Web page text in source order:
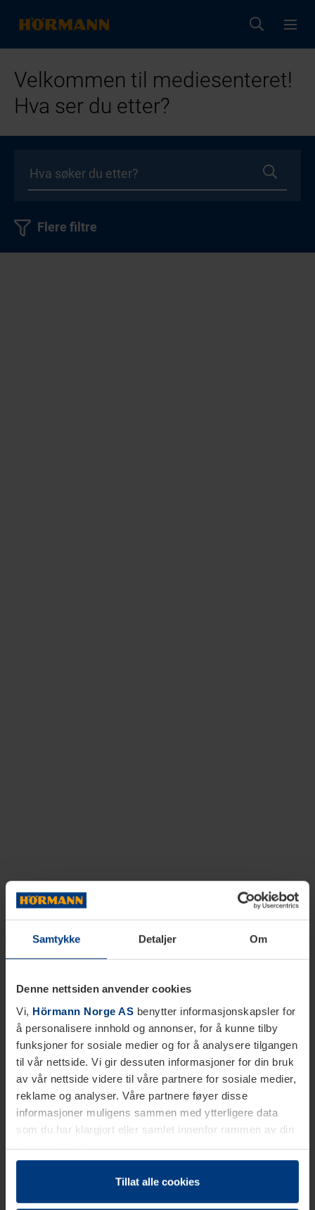
Samtykke Detaljer Om
Denne nettsiden anvender cookies
Vi, Hörmann Norge AS benytter informasjonskapsler for
å personalisere innhold og annonser, for å kunne tilby
funksjoner for sosiale medier og for å analysere tilgangen
til vår nettside. Vi gir dessuten informasjoner for din bruk
av vår nettside videre til våre partnere for sosiale medier,
reklame og analyser. Våre partnere føyer disse
informasjoner muligens sammen med ytterligere data
som du har klargjort eller samlet innenfor rammen av din
bruk av tjenestene.
Etter loven kan vi lagre informasjonskapsler på din
datamaskin, hvis disse er absolutt nødvendig for drift av
Tillat alle cookies
Velkommen til mediesenteret!
Hva ser du etter?
Flere filtre